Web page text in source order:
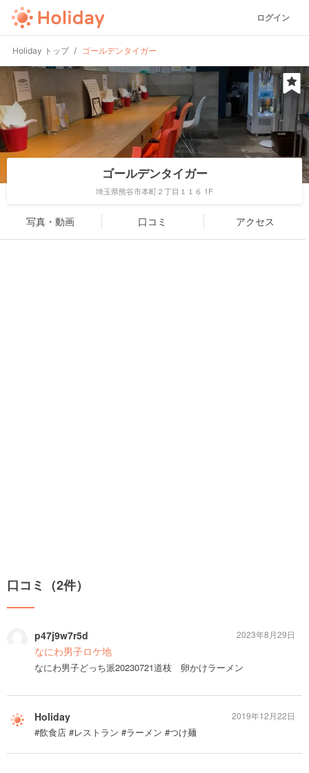
ログイン
Holiday トップ ゴールデンタイガー
ゴールデンタイガー
埼玉県熊谷市本町２丁目１１６ 1F
写真・動画 口コミ アクセス
口コミ（2件）
p47j9w7r5d
なにわ男子ロケ地
なにわ男子どっち派20230721道枝 卵かけラーメン
2023年8月29日
Holiday
#飲食店 #レストラン #ラーメン #つけ麺
2019年12月22日